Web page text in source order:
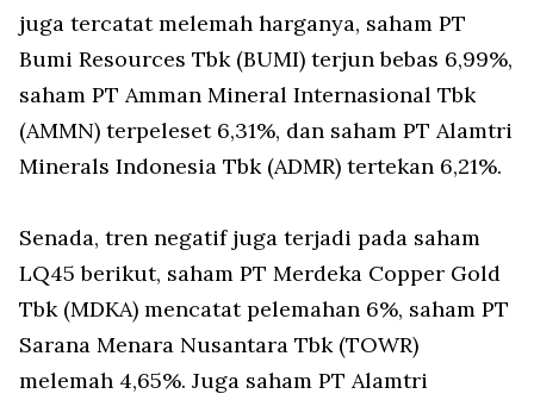
juga tercatat melemah harganya, saham PT
Bumi Resources Tbk (BUMI) terjun bebas 6,99%,
saham PT Amman Mineral Internasional Tbk
(AMMN) terpeleset 6,31%, dan saham PT Alamtri
Minerals Indonesia Tbk (ADMR) tertekan 6,21%.
Senada, tren negatif juga terjadi pada saham
LQ45 berikut, saham PT Merdeka Copper Gold
Tbk (MDKA) mencatat pelemahan 6%, saham PT
Sarana Menara Nusantara Tbk (TOWR)
melemah 4,65%. Juga saham PT Alamtri